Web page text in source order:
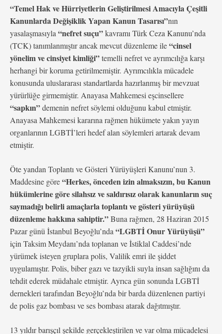
“Temel Hak ve Hürriyetlerin Geliştirilmesi Amacıyla Çeşitli
Kanunlarda Değişiklik Yapan Kanun Tasarısı”nın
yasalaşmasıyla “nefret suçu”kavramı Türk Ceza Kanunu’nda
(TCK) tanımlanmıştır ancak mevcut düzenleme ile“cinsel
yönelim ve cinsiyet kimliği”temelli nefret ve ayrımcılığa karşı
herhangi bir koruma getirilmemiştir. Ayrımcılıkla mücadele
konusunda uluslararası standartlarda hazırlanmış bir mevzuat
yürürlüğe girmemiştir. Anayasa Mahkemesi eşcinsellere
“sapkın”demenin nefret söylemi olduğunu kabul etmiştir.
Anayasa Mahkemesi kararına rağmen hükümete yakın yayın
organlarının LGBTİ’leri hedef alan söylemleri artarak devam
etmiştir.
Öte yandan Toplantı ve Gösteri Yürüyüşleri Kanunu’nun 3.
Maddesine göre“Herkes, önceden izin almaksızın, bu Kanun
hükümlerine göre silahsız ve saldırısız olarak kanunların suç
saymadığı belirli amaçlarla toplantı ve gösteri yürüyüşü
düzenleme hakkına sahiptir.”Buna rağmen, 28 Haziran 2015
Pazar günü İstanbul Beyoğlu’nda “LGBTİ Onur Yürüyüşü”
için Taksim Meydanı’nda toplanan ve İstiklal Caddesi’nde
yürümek isteyen gruplara polis, Valilik emri ile şiddet
uygulamıştır. Polis, biber gazı ve tazyikli suyla insan sağlığını da
tehdit ederek müdahale etmiştir. Ayrıca gün sonunda LGBTİ
dernekleri tarafından Beyoğlu’nda bir barda düzenlenen partiyi
de polis gaz bombası ve ses bombası atarak dağıtmıştır.
13 yıldır barışçıl şekilde gerçekleştirilen ve var olma mücadelesi